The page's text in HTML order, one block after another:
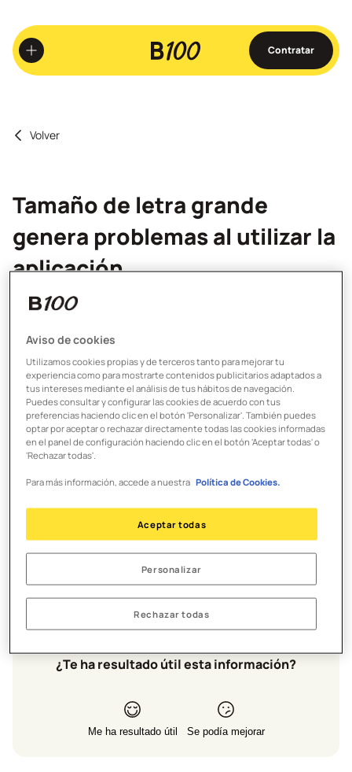
Ir
al
contenido
principal
Contratar
Volver
Tamaño de letra grande
genera problemas al utilizar la
aplicación
fuente personalizado (mayor o menor que lo que viene ​
configurado en el dispositivo) puede causar problemas
de diseño​ al visualizar las pantallas de la app B100.
Estamos trabajando en mejorarlo, pero
tecnológicamente es un tema complicado, puesto que
existen muchísimos tipos de moviles y configuraciones.
llevarnos un tiempo encontrar la tecla y solucionarlo.
Realizamos controles exhaustivos para asegurar que la
usabilidad y brindar la mejor experiencia, pero
agradeceremos que nos envíes ejemplos y mejoras desde
la sección feedback de tu aplicación de B100.
¿Te ha resultado útil esta información?
Me ha resultado útil Se podía mejorar
Aviso de cookies
Utilizamos cookies propias y de terceros tanto para mejorar tu
experiencia como para mostrarte contenidos publicitarios adaptados a
tus intereses mediante el análisis de tus hábitos de navegación.
Puedes consultar y configurar las cookies de acuerdo con tus
preferencias haciendo clic en el botón 'Personalizar'. También puedes
optar por aceptar o rechazar directamente todas las cookies informadas
en el panel de configuración haciendo clic en el botón 'Aceptar todas' o
'Rechazar todas'.
Para más información, accede a nuestra Política de Cookies.
Rechazar todas
Personalizar
Aceptar todas